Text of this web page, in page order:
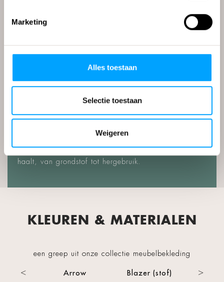
Marketing
Alles toestaan
Selectie toestaan
Weigeren
DUURZAAMHEIDSPASPOO
Transparantie is een essentieel onderdeel bij duurzame
materialen voor meubels. Daarom maken we per
product inzichtelijk uit welke zuurzame materialen het
opnieuw kunnen worden ingezet. Met dit
duurzaamheidspaspoort weet je precies wat je in huis
haalt, van grondstof tot hergebruik.
KLEUREN & MATERIALEN
een greep uit onze collectie meubelbekleding
(stof) Arrow Blazer (stof)